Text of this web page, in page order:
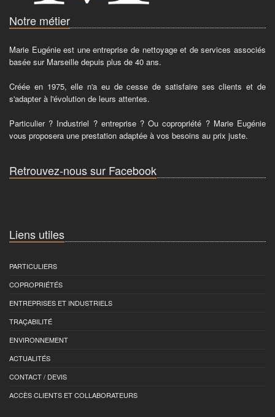
Notre métier
Marie Eugénie est une entreprise de nettoyage et de services associés
basée sur Marseille depuis plus de 40 ans.
Créée en 1975, elle n'a eu de cesse de satisfaire ses clients et de
s'adapter à l'évolution de leurs attentes.
Particulier ? Industriel ? entreprise ? Ou copropriété ? Marie Eugénie
vous proposera une prestation adaptée à vos besoins au prix juste.
Retrouvez-nous sur Facebook
Liens utiles
PARTICULIERS
COPROPRIÉTÉS
ENTREPRISES ET INDUSTRIELS
TRAÇABILITÉ
ENVIRONNEMENT
ACTUALITÉS
CONTACT / DEVIS
ACCÈS CLIENTS ET COLLABORATEURS